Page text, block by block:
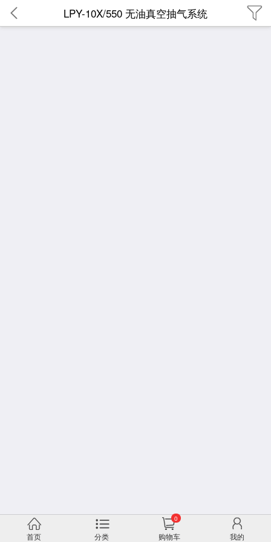
LPY-10X/550 无油真空抽气系统
首页 分类
0
购物车 我的